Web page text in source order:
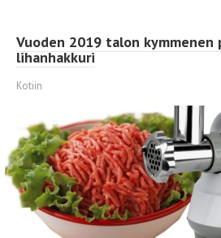
Vuoden 2019 talon kymmenen
lihanhakkuri
Kotiin